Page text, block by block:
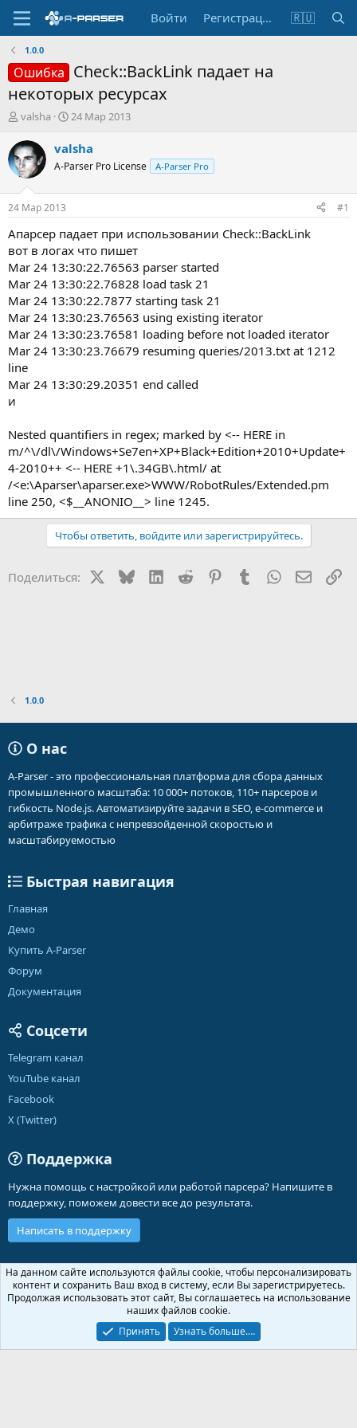
Войти Регистрация 🇷🇺
1.0.0
Ошибка Check::BackLink падает на
некоторых ресурсах
А
т
о
р
т
е
м
ы
valsha
Д
т
н
а
л
а
24 Мар 2013
valsha
A-Parser Pro License A-Parser Pro
24 Мар 2013 #1
Апарсер падает при использовании Check::BackLink
вот в логах что пишет
Mar 24 13:30:22.76563 parser started
Mar 24 13:30:22.76828 load task 21
Mar 24 13:30:22.7877 starting task 21
Mar 24 13:30:23.76563 using existing iterator
Mar 24 13:30:23.76581 loading before not loaded iterator
Mar 24 13:30:23.76679 resuming queries/2013.txt at 1212
line
Mar 24 13:30:29.20351 end called
и
Nested quantifiers in regex; marked by <-- HERE in
m/^\/dl\/Windows+Se7en+XP+Black+Edition+2010+Update+
4-2010++ <-- HERE +1\.34GB\.html/ at
/<e:\Aparser\aparser.exe>WWW/RobotRules/Extended.pm
line 250, <$__ANONIO__> line 1245.
Чтобы ответить, войдите или зарегистрируйтесь.
Поделиться: BlueskyLinkedIn
Reddit PinterestTumblr WhatsApp
1.0.0
О нас
A-Parser - это профессиональная платформа для сбора данных
промышленного масштаба: 10 000+ потоков, 110+ парсеров и
гибкость Node.js. Автоматизируйте задачи в SEO, e-commerce и
арбитраже трафика с непревзойденной скоростью и
масштабируемостью
Быстрая навигация
Главная
Демо
Купить A-Parser
Форум
Документация
Соцсети
Telegram канал
YouTube канал
Facebook
X (Twitter)
Поддержка
Нужна помощь с настройкой или работой парсера? Напишите в
поддержку, поможем довести все до результата.
Написать в поддержку
Russian (RU)
Обратная связь
Условия и правила
Политика конфиденциальности
Помощь
Community platform by XenForo ® © 2010-2026 XenForo Ltd.
На данном сайте используются файлы cookie, чтобы персонализировать
контент и сохранить Ваш вход в систему, если Вы зарегистрируетесь.
Продолжая использовать этот сайт, Вы соглашаетесь на использование
наших файлов cookie.
Принять
Узнать больше.…